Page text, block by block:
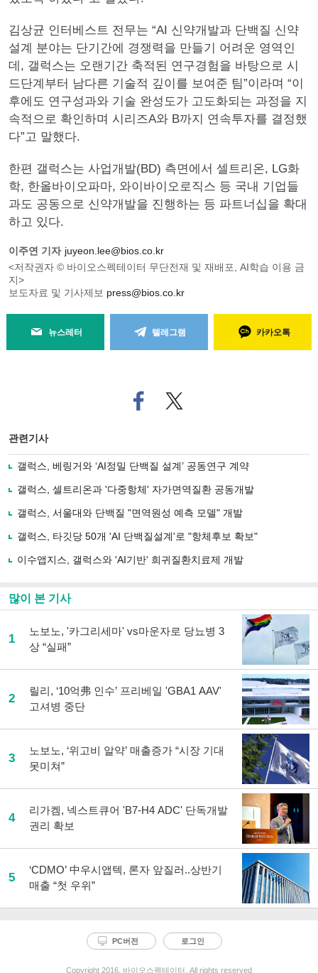
김상균 인터베스트 전무는 “AI 신약개발과 단백질 신약
설계 분야는 단기간에 경쟁력을 만들기 어려운 영역인
데, 갤럭스는 오랜기간 축적된 연구경험을 바탕으로 시
드단계부터 남다른 기술적 깊이를 보여준 팀”이라며 “이
후에도 연구성과와 기술 완성도가 고도화되는 과정을 지
속적으로 확인하며 시리즈A와 B까지 연속투자를 결정했
다”고 말했다.
한편 갤럭스는 사업개발(BD) 측면에서 셀트리온, LG화
학, 한올바이오파마, 와이바이오로직스 등 국내 기업들
과도 공동으로 신약개발을 진행하는 등 파트너십을 확대
하고 있다.
이주연 기자 juyeon.lee@bios.co.kr
<저작권자 © 바이오스펙테이터 무단전재 및 재배포, AI학습 이용 금
지>
보도자료 및 기사제보 press@bios.co.kr
뉴스레터 텔레그램 카카오톡
페
이
로
기
사
유
기
트위
터로
관련기사
갤럭스, 베링거와 ‘AI정밀 단백질 설계’ 공동연구 계약
갤럭스, 셀트리온과 '다중항체' 자가면역질환 공동개발
갤럭스, 서울대와 단백질 "면역원성 예측 모델" 개발
갤럭스, 타깃당 50개 'AI 단백질설계'로 "항체후보 확보"
이수앱지스, 갤럭스와 'AI기반' 희귀질환치료제 개발
많이 본 기사
1
노보노, '카그리세마' vs마운자로 당뇨병 3
상 “실패”
2
릴리, ‘10억弗 인수’ 프리베일 'GBA1 AAV'
고셔병 중단
3
노보노, ‘위고비 알약’ 매출증가 “시장 기대
못미쳐”
4
리가켐, 넥스트큐어 'B7-H4 ADC' 단독개발
권리 확보
5
‘CDMO’ 中우시앱텍, 론자 앞질러..상반기
매출 “첫 우위”
PC버전 로그인
Copyright 2016. 바이오스펙테이터. All rights reserved